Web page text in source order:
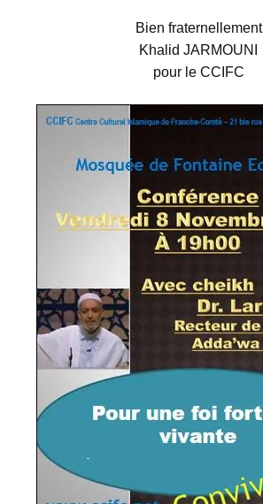
Bien fraternellement
Khalid JARMOUNI
pour le CCIFC